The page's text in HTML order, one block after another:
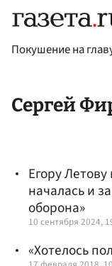
Покушение на
Сергей
Егору
началась и
оборона»
10 сентября 2024,
«Хотелось